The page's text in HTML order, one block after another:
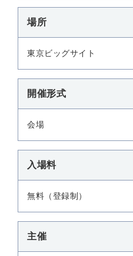
場所
東京ビッグサイト
開催形式
会場
入場料
無料（登録制）
主催